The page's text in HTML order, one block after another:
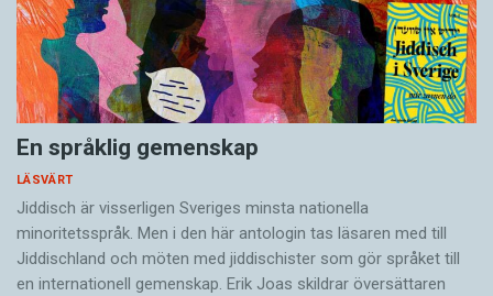
En språklig gemenskap
LÄSVÄRT
Jiddisch är visserligen Sveriges minsta nationella
minoritetsspråk. Men i den här antologin tas läsaren med till
Jiddischland och möten med jiddischister som gör språket till
en internationell gemenskap. Erik Joas skildrar översättaren